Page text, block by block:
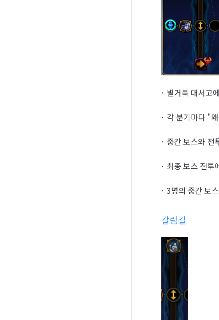
별거북 대서고
각 분기마다 "
중간 보스와 전
최종 보스 전투
3명의 중간 보
갈림길